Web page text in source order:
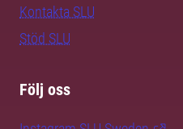
Kontakta SLU
Stöd SLU
Följ oss